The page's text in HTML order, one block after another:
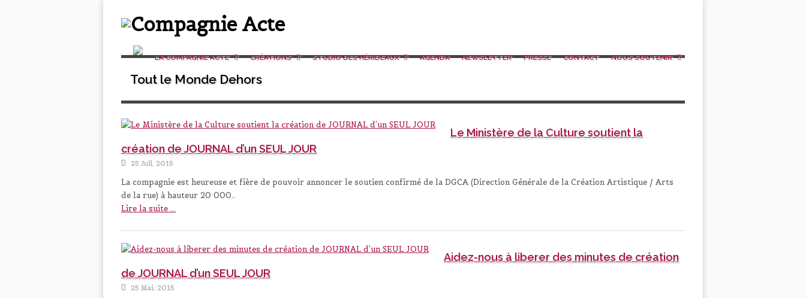
LA COMPAGNIE ACTE CRÉATIONS STUDIO DES HÉRIDEAUX AGENDA NEWSLETTER PRESSE CONTACT NOUS SOUTENIR
Tout le Monde Dehors
Le Ministère de la Culture soutient la
création de JOURNAL d’un SEUL JOUR
25 Juil, 2015
La compagnie est heureuse et fière de pouvoir annoncer le soutien confirmé de la DGCA (Direction Générale de la Création Artistique / Arts
de la rue) à hauteur 20 000…
Lire la suite ...
Aidez-nous à liberer des minutes de création
de JOURNAL d’un SEUL JOUR
25 Mai, 2015